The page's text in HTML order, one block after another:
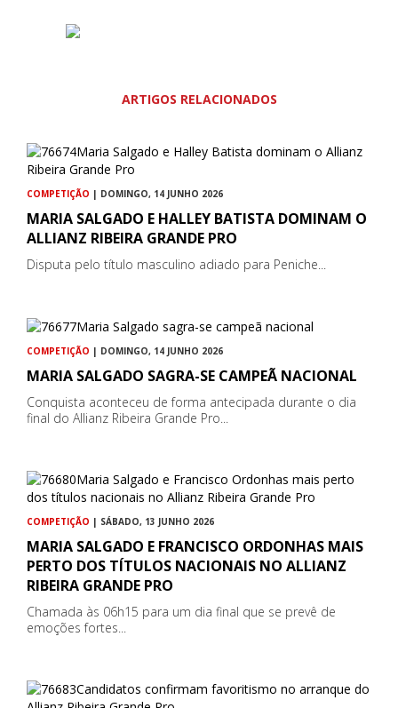
ARTIGOS RELACIONADOS
COMPETIÇÃO | DOMINGO, 14 JUNHO 2026
MARIA SALGADO E HALLEY BATISTA DOMINAM O
ALLIANZ RIBEIRA GRANDE PRO
Disputa pelo título masculino adiado para Peniche...
COMPETIÇÃO | DOMINGO, 14 JUNHO 2026
MARIA SALGADO SAGRA-SE CAMPEÃ NACIONAL
Conquista aconteceu de forma antecipada durante o dia
final do Allianz Ribeira Grande Pro...
COMPETIÇÃO | SÁBADO, 13 JUNHO 2026
MARIA SALGADO E FRANCISCO ORDONHAS MAIS
PERTO DOS TÍTULOS NACIONAIS NO ALLIANZ
RIBEIRA GRANDE PRO
Chamada às 06h15 para um dia final que se prevê de
emoções fortes...